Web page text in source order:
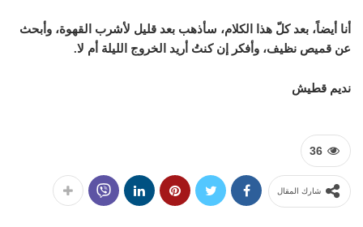
أنا أيضاً، بعد كلّ هذا الكلام، سأذهب بعد قليل لأشرب القهوة، وأبحث
عن قميص نظيف، وأفكر إن كنتُ أريد الخروج الليلة أم لا.
نديم قطيش
36
شارك المقال